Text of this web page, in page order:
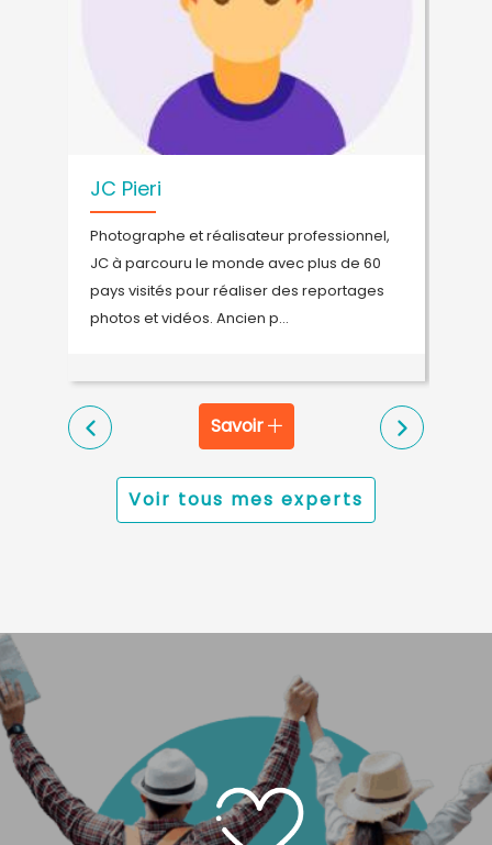
JC Pieri
Photographe et réalisateur professionnel,
JC à parcouru le monde avec plus de 60
pays visités pour réaliser des reportages
photos et vidéos. Ancien p...
Savoir
Voir tous mes experts